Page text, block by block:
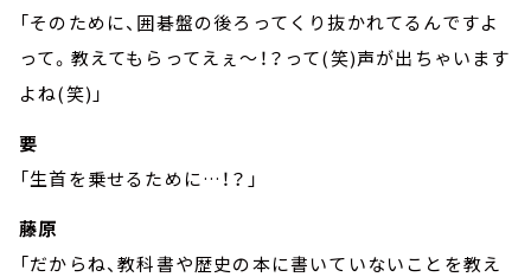
「そのために、囲碁盤の後ろってくり抜かれてるんですよ
って。教えてもらってえぇ～！？って(笑)声が出ちゃいます
よね(笑)」
要
「生首を乗せるために…！？」
藤原
「だからね、教科書や歴史の本に書いていないことを教え